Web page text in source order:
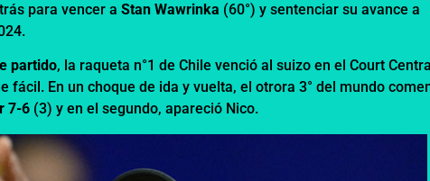
para vencer aStan Wawrinka (60°) y sentenciar su avance a
partido, la raqueta n°1 de Chile venció al suizo en el Court Central
fácil. En un choque de ida y vuelta, el otrora 3° del mundo
7-6 (3) y en el segundo, apareció Nico.